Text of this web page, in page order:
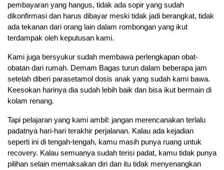
pembayaran yang hangus, tidak ada sopir yang sudah
dikonfirmasi dan harus dibayar meski tidak jadi berangkat, tidak
ada tekanan dari orang lain dalam rombongan yang ikut
terdampak oleh keputusan kami.
Kami juga bersyukur sudah membawa perlengkapan obat-
obatan dari rumah. Demam Bagas turun dalam beberapa jam
setelah diberi parasetamol dosis anak yang sudah kami bawa.
Keesokan harinya dia sudah lebih baik dan bisa ikut bermain di
kolam renang.
Tapi pelajaran yang kami ambil: jangan merencanakan terlalu
padatnya hari-hari terakhir perjalanan. Kalau ada kejadian
seperti ini di tengah-tengah, kamu masih punya ruang untuk
recovery. Kalau semuanya sudah terisi padat, kamu tidak punya
pilihan selain memaksakan diri dan itu tidak menyenangkan